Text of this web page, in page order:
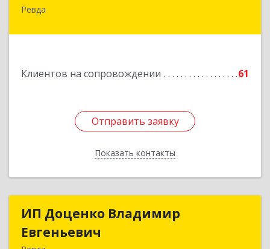
Ревда
Клиентов на сопровождении 61
Отправить заявку
Показать контакты
623286, Свердловская обл, Ревда г, Азина ул,
Отправить заявку
Назад
ИП Доценко Владимир
Евгеньевич
ИП Доценко Владимир